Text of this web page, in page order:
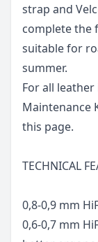
strap and
complete the
suitable for
summer.
For all
Maintenance
this page.
TECHNICAL
0,8-0,9 mm
0,6-0,7 mm